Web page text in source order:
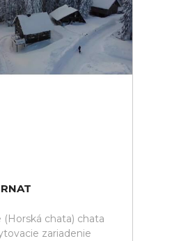
(Horská chata) chata
zariadenie